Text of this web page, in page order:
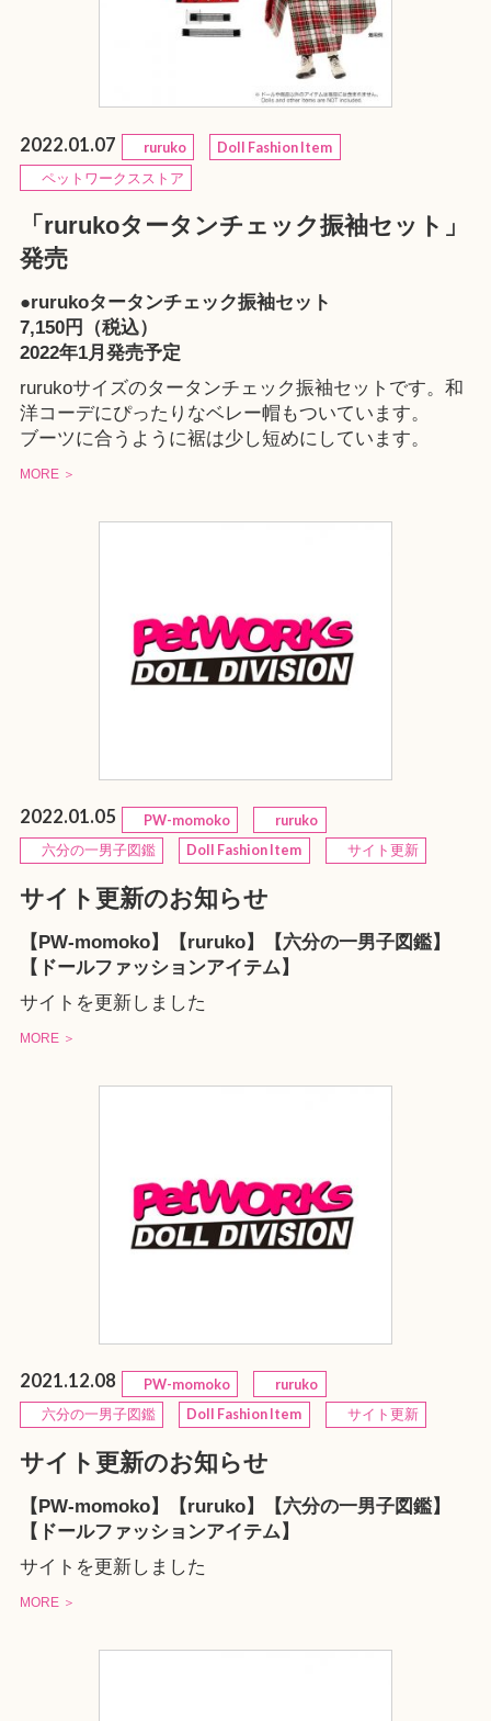
2022.01.07 ruruko
Doll Fashion Item
ペットワークスストア
「rurukoタータンチェック振袖セット」
発売
●rurukoタータンチェック振袖セット
7,150円（税込）
2022年1月発売予定
rurukoサイズのタータンチェック振袖セットです。和
洋コーデにぴったりなベレー帽もついています。
ブーツに合うように裾は少し短めにしています。
MORE ＞
2022.01.05 PW-momoko
ruruko
六分の一男子図鑑
Doll Fashion Item サイト更新
サイト更新のお知らせ
【PW-momoko】【ruruko】【六分の一男子図鑑】
【ドールファッションアイテム】
サイトを更新しました
MORE ＞
2021.12.08 PW-momoko
ruruko
六分の一男子図鑑
Doll Fashion Item サイト更新
サイト更新のお知らせ
【PW-momoko】【ruruko】【六分の一男子図鑑】
【ドールファッションアイテム】
サイトを更新しました
MORE ＞